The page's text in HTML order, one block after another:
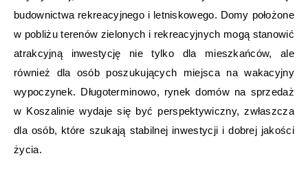
budownictwa rekreacyjnego i letniskowego. Domy położone
w pobliżu terenów zielonych i rekreacyjnych mogą stanowić
atrakcyjną inwestycję nie tylko dla mieszkańców, ale
również dla osób poszukujących miejsca na wakacyjny
wypoczynek. Długoterminowo, rynek domów na sprzedaż
w Koszalinie wydaje się być perspektywiczny, zwłaszcza
dla osób, które szukają stabilnej inwestycji i dobrej jakości
życia.